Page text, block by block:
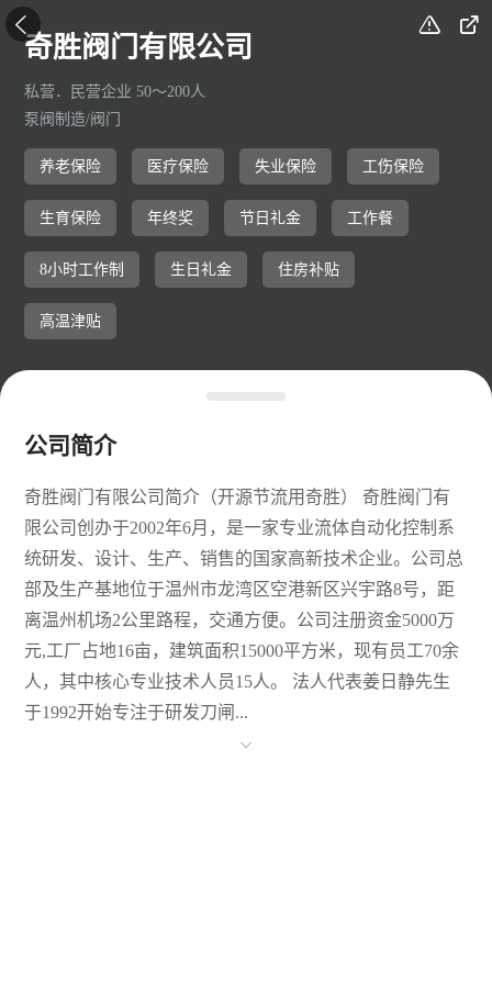
 

奇胜阀门有限公司
私营．民营企业 50～200人
泵阀制造/阀门
养老保险 医疗保险 失业保险 工伤保险
生育保险 年终奖 节日礼金 工作餐
8小时工作制 生日礼金 住房补贴
高温津贴
公司简介
奇胜阀门有限公司简介（开源节流用奇胜） 奇胜阀门有
限公司创办于2002年6月，是一家专业流体自动化控制系
统研发、设计、生产、销售的国家高新技术企业。公司总
部及生产基地位于温州市龙湾区空港新区兴宇路8号，距
离温州机场2公里路程，交通方便。公司注册资金5000万
元,工厂占地16亩，建筑面积15000平方米，现有员工70余
人，其中核心专业技术人员15人。 法人代表姜日静先生
于1992开始专注于研发刀闸...